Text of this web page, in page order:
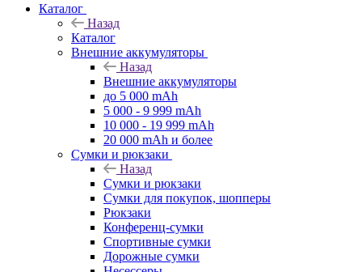
Каталог
Назад
Каталог
Внешние аккумуляторы
Назад
Внешние аккумуляторы
до 5 000 mAh
5 000 - 9 999 mAh
10 000 - 19 999 mAh
20 000 mAh и более
Сумки и рюкзаки
Назад
Сумки и рюкзаки
Сумки для покупок, шопперы
Рюкзаки
Конференц-сумки
Спортивные сумки
Дорожные сумки